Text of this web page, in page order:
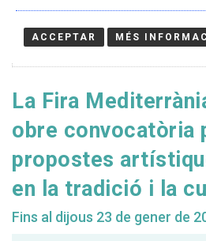
La Fira
obre convocatòria
propostes
en la tradició i la
Fins al dijous 23 de gener de
ACCEPTAR MÉS